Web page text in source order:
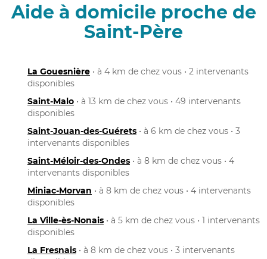
Aide à domicile proche de
Saint-Père
La Gouesnière • à 4 km de chez vous • 2 intervenants
disponibles
Saint-Malo • à 13 km de chez vous • 49 intervenants
disponibles
Saint-Jouan-des-Guérets • à 6 km de chez vous • 3
intervenants disponibles
Saint-Méloir-des-Ondes • à 8 km de chez vous • 4
intervenants disponibles
Miniac-Morvan • à 8 km de chez vous • 4 intervenants
disponibles
La Ville-ès-Nonais • à 5 km de chez vous • 1 intervenants
disponibles
La Fresnais • à 8 km de chez vous • 3 intervenants